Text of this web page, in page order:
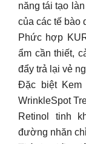
năng tái tạo
của các tế bào
Phức hợp
ẩm cần thiết,
đẩy trả lại vẻ
Đặc biệt Kem
WrinkleSpot
Retinol tinh
đường nhăn